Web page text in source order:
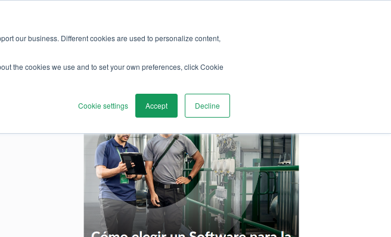
our business. Different cookies are used to personalize content,
the cookies we use and to set your own preferences, click Cookie
Cookie settings Accept Decline